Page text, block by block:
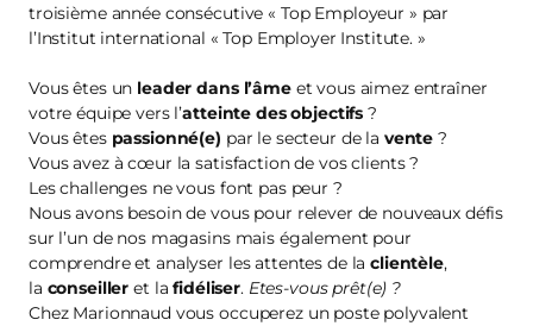
troisième année consécutive « Top Employeur » par
l’Institut international « Top Employer Institute. »
Vous êtes un leader dans l’âmeet vous aimez entraîner
votre équipe vers l’atteinte des objectifs ?
Vous êtes passionné(e) par le secteur de la vente?
Vous avez à cœur la satisfaction de vos clients ?
Les challenges ne vous font pas peur ?
Nous avons besoin de vous pour relever de nouveaux défis
sur l’un de nos magasins mais également pour
comprendre et analyser les attentes de laclientèle,
la conseilleret lafidéliser. Etes-vous prêt(e) ?
Chez Marionnaud vous occuperez un poste polyvalent